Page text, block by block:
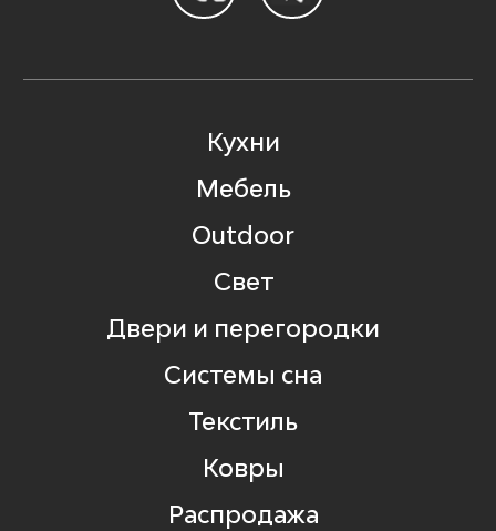
Кухни
Мебель
Outdoor
Свет
Двери и перегородки
Системы сна
Текстиль
Ковры
Распродажа